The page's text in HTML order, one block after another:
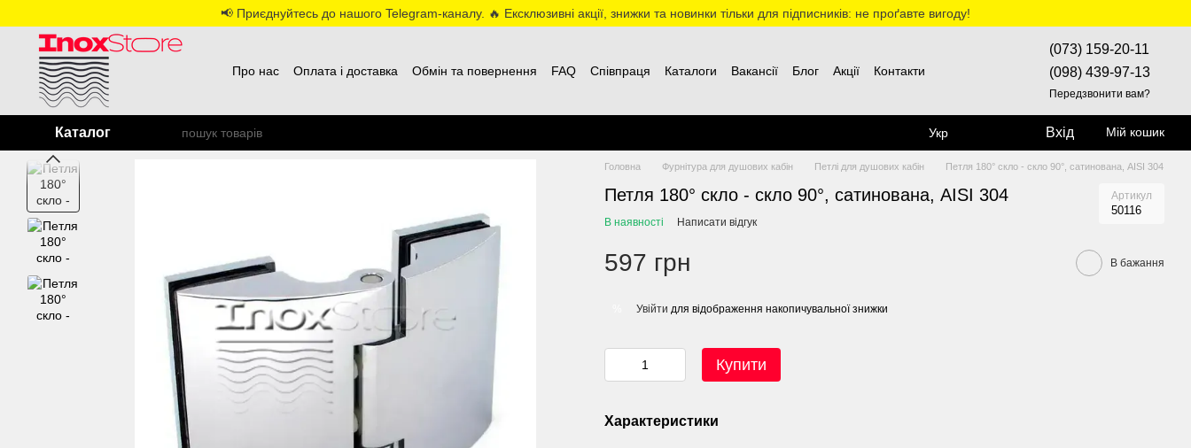
📢 Приєднуйтесь до нашого Telegram-каналу. 🔥 Ексклюзивні акції, знижки та новинки тільки для підписників: не проґавте вигоду!
Про нас Оплата і доставка Обмін та повернення FAQ Співпраця Каталоги Вакансії Блог Акції Контакти
(073) 159-20-11
(098) 439-97-13
Передзвонити вам?
Каталог Укр Вхід Мій кошик
Головна Фурнітура для душових кабін Петлі для душових кабін Петля 180° скло - скло 90°, сатинована, AISI 304
Петля 180° скло - скло 90°, сатинована, AISI 304 Артикул
50116
В наявності Написати відгук
597 грн В бажання
Увійти для відображення накопичувальної знижки
Купити
Характеристики